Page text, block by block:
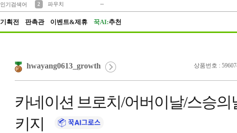
인기검색어
2
파우치
기획전 판촉관 이벤트&제휴 꾹AI:추천
상품번호 :
hwayang0613_growth
카네이션 브로치/어버이날/스승의
키지